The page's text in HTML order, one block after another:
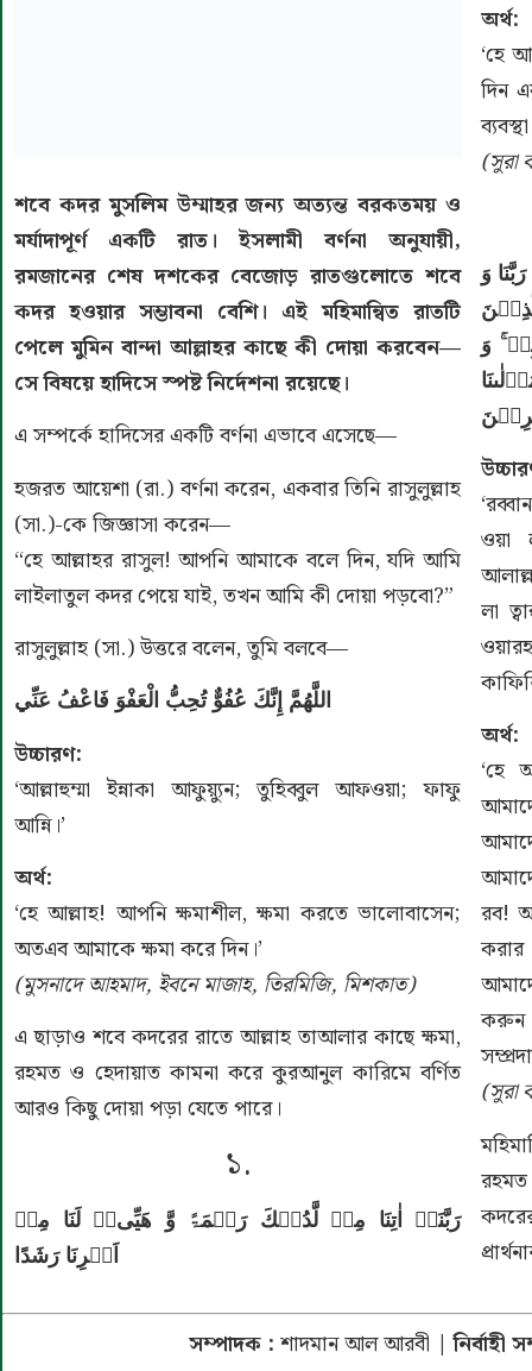
শবে কদর মুসলিম উম্মাহর জন্য অত্যন্ত বরকতময় ও
মর্যাদাপূর্ণ একটি রাত। ইসলামী বর্ণনা অনুযায়ী,
রমজানের শেষ দশকের বেজোড় রাতগুলোতে শবে
কদর হওয়ার সম্ভাবনা বেশি। এই মহিমান্বিত রাতটি
পেলে মুমিন বান্দা আল্লাহর কাছে কী দোয়া করবেন—
সে বিষয়ে হাদিসে স্পষ্ট নির্দেশনা রয়েছে।
এ সম্পর্কে হাদিসের একটি বর্ণনা এভাবে এসেছে—
হজরত আয়েশা (রা.) বর্ণনা করেন, একবার তিনি রাসুলুল্লাহ
(সা.)-কে জিজ্ঞাসা করেন—
“হে আল্লাহর রাসুল! আপনি আমাকে বলে দিন, যদি আমি
লাইলাতুল কদর পেয়ে যাই, তখন আমি কী দোয়া পড়বো?”
রাসুলুল্লাহ (সা.) উত্তরে বলেন, তুমি বলবে—
اللَّهُمَّ إِنَّكَ عُفُوٌّ تُحِبُّ الْعَفْوَ فَاعْفُ عَنِّي
উচ্চারণ:
‘আল্লাহুম্মা ইন্নাকা আফুয়্যুন; তুহিব্বুল আফওয়া; ফাফু
আন্নি।’
অর্থ:
‘হে আল্লাহ! আপনি ক্ষমাশীল, ক্ষমা করতে ভালোবাসেন;
অতএব আমাকে ক্ষমা করে দিন।’
(মুসনাদে আহমাদ, ইবনে মাজাহ, তিরমিজি, মিশকাত)
এ ছাড়াও শবে কদরের রাতে আল্লাহ তাআলার কাছে ক্ষমা,
রহমত ও হেদায়াত কামনা করে কুরআনুল কারিমে বর্ণিত
আরও কিছু দোয়া পড়া যেতে পারে।
১.
رَبَّنَاۤ اٰتِنَا مِنۡ لَّدُنۡكَ رَحۡمَۃً وَّ هَیِّیٴۡ لَنَا مِنۡ
اَمۡرِنَا رَشَدًا
অর্থ:
‘হে
দিন
(সুরা
وَ
وَ
ওয়া
লা
অর্থ:
‘হে
রব!
(সুরা
সম্পাদক : শাদমান আল আরবী | নির্বাহী